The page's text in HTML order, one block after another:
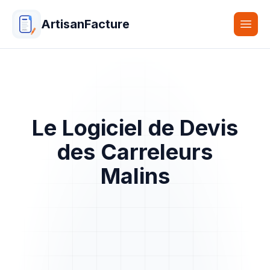
ArtisanFacture
Le Logiciel de Devis
des Carreleurs
Malins